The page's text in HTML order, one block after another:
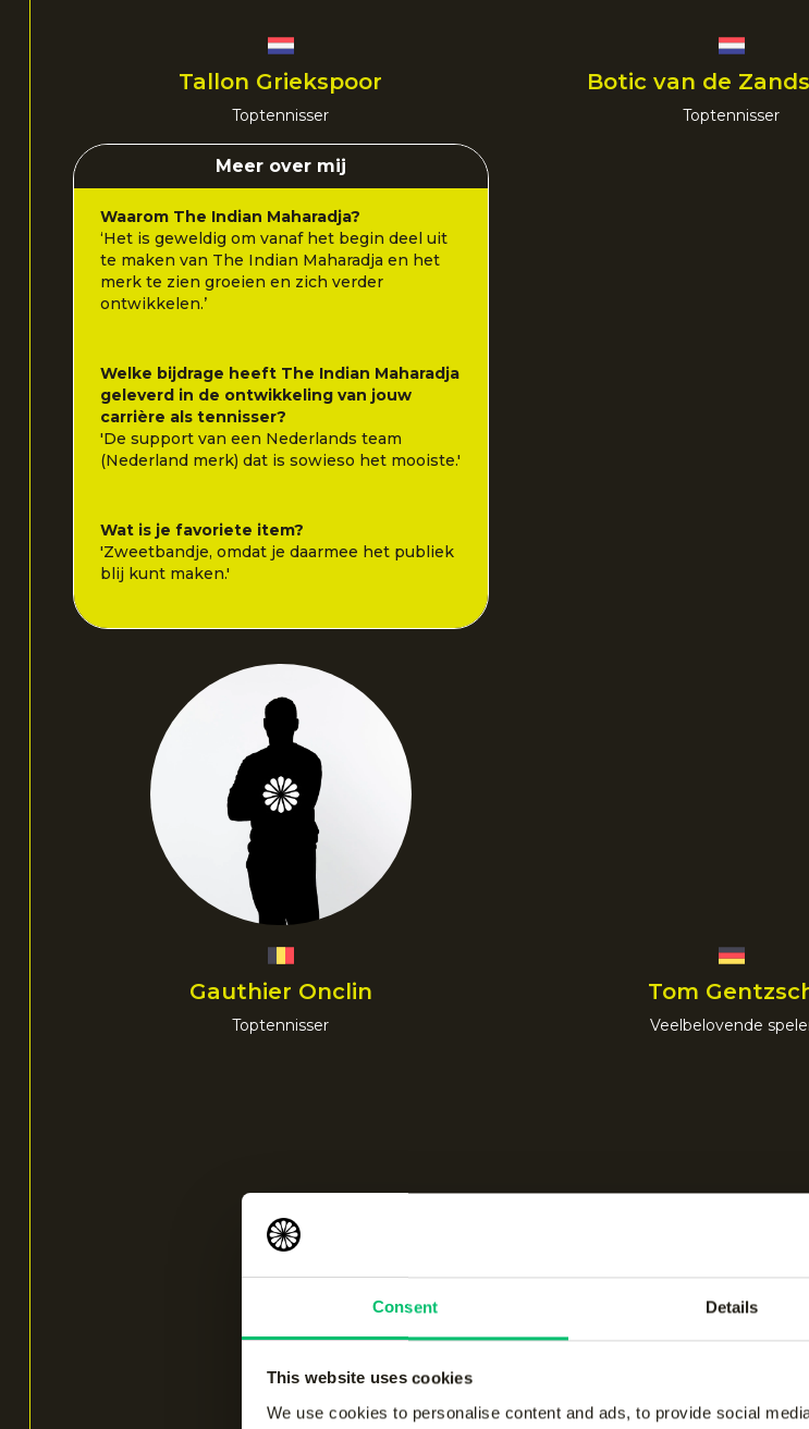
Consent Details
This website uses cookies
We use cookies to personalise content and ads, to provide social
Tallon Griekspoor
Toptennisser
Meer over mij
Waarom The Indian Maharadja?
‘Het is geweldig om vanaf het begin deel uit
te maken van The Indian Maharadja en het
merk te zien groeien en zich verder
ontwikkelen.’
Welke bijdrage heeft The Indian Maharadja
geleverd in de ontwikkeling van jouw
carrière als tennisser?
'De support van een Nederlands team
(Nederland merk) dat is sowieso het mooiste.'
Wat is je favoriete item?
'Zweetbandje, omdat je daarmee het publiek
blij kunt maken.'
Botic van de
Toptennisser
Gauthier Onclin
Toptennisser
Tom
Veelbelovende